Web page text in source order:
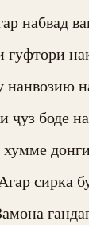
набвад
гуфтори
нанвозию
ҷуз боде
хумме
Агар сирка